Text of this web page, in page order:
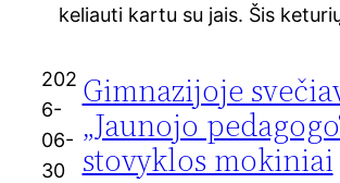
keliauti kartu su jais. Šis
202
6-
06-
30
Gimnazijoje
„Jaunojo
stovyklos mokiniai